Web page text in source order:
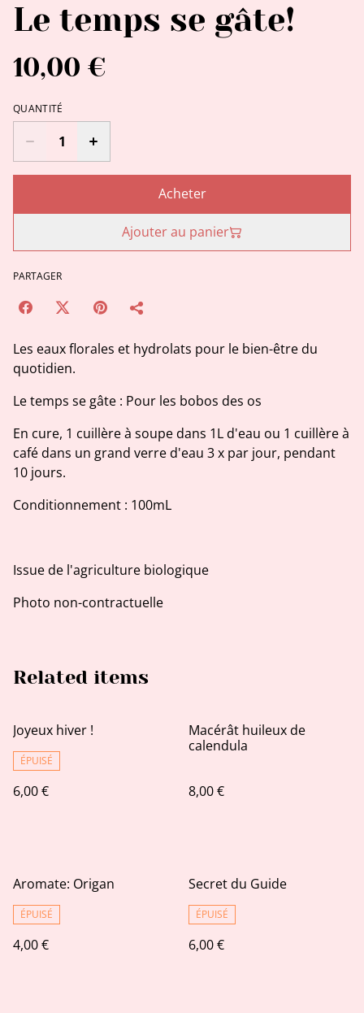
Le temps se gâte!
10,00 €
QUANTITÉ
Acheter
Ajouter au panier
PARTAGER
Les eaux florales et hydrolats pour le bien-être du
quotidien.
Le temps se gâte : Pour les bobos des os
En cure, 1 cuillère à soupe dans 1L d'eau ou 1 cuillère à
café dans un grand verre d'eau 3 x par jour, pendant
10 jours.
Conditionnement : 100mL
Issue de l'agriculture biologique
Photo non-contractuelle
Related items
Joyeux hiver !
ÉPUISÉ
6,00 €
Macérât huileux de
calendula
8,00 €
Aromate: Origan
ÉPUISÉ
4,00 €
Secret du Guide
ÉPUISÉ
6,00 €